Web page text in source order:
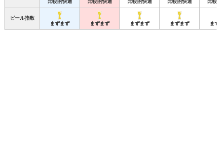
比較的快適
比較的快適 比較的快適 比較的快適 比較
ビール指数
まずまず
まずまず まずまず まずまず まず